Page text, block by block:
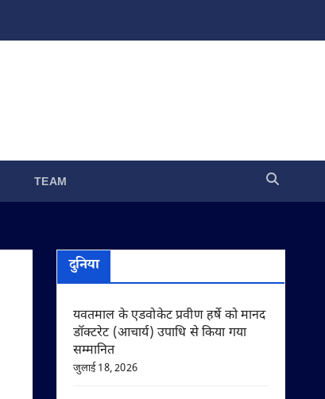
TEAM
दुनिया
यवतमाल के एडवोकेट प्रवीण हर्षे को मानद
डॉक्टरेट (आचार्य) उपाधि से किया गया
सम्मानित
जुलाई 18, 2026